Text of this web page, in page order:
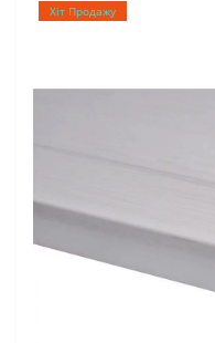
Хіт Продажу